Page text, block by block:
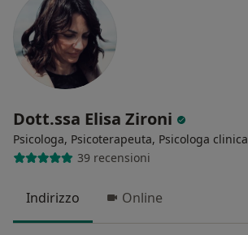
Dott.ssa Elisa Zironi
Psicologa, Psicoterapeuta, Psicologa clinica
39 recensioni
Indirizzo Online